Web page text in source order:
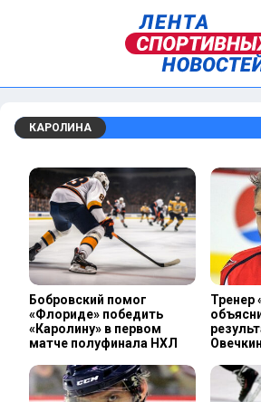
КАРОЛИНА
Бобровский помог
«Флориде» победить
«Каролину» в первом
матче полуфинала НХЛ
Тренер